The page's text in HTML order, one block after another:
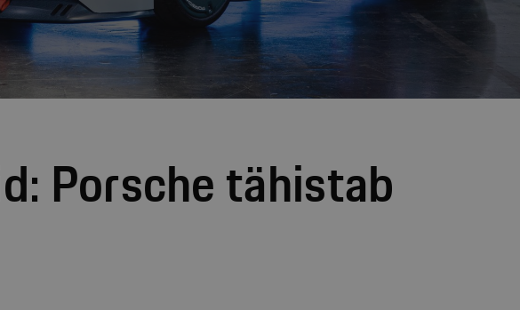
Porsche tähistab